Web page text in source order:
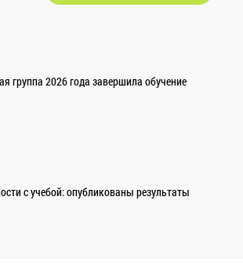
группа 2026 года завершила обучение
с учебой: опубликованы результаты